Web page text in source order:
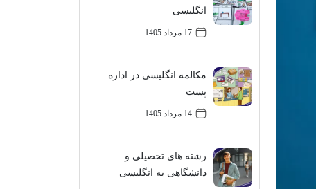
انگلیسی
17 مرداد 1405
مکالمه انگلیسی در اداره
پست
14 مرداد 1405
رشته های تحصیلی و
دانشگاهی به انگلیسی